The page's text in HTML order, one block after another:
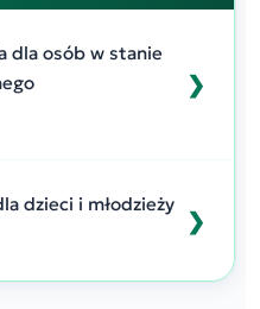
dla osób w stanie
dzieci i młodzieży